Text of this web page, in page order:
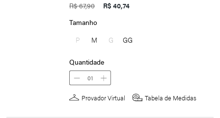
R$ 67,90
R$ 40,74
Tamanho
P
M G GG
Quantidade
01
Provador Virtual Tabela de Medidas